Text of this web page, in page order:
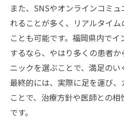
また、SNSやオンラインコミ
れることが多く、リアルタイ
ことも可能です。福岡県内で
するなら、やはり多くの患者
ニックを選ぶことで、満足のい
最終的には、実際に足を運び
ことで、治療方針や医師との
です。